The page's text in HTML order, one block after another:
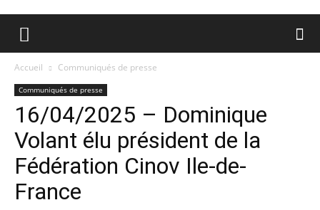
Accueil Communiqués de presse
Communiqués de presse
16/04/2025 – Dominique
Volant élu président de la
Fédération Cinov Ile-de-
France